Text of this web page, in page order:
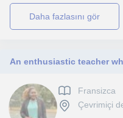
daha fazlasını gör
Fransizca
Çevrimiçi